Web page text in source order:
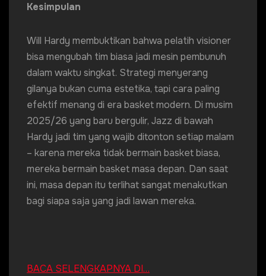
Kesimpulan
Will Hardy membuktikan bahwa pelatih visioner
bisa mengubah tim biasa jadi mesin pembunuh
dalam waktu singkat. Strategi menyerang
gilanya bukan cuma estetika, tapi cara paling
efektif menang di era basket modern. Di musim
2025/26 yang baru bergulir, Jazz di bawah
Hardy jadi tim yang wajib ditonton setiap malam
– karena mereka tidak bermain basket biasa,
mereka bermain basket masa depan. Dan saat
ini, masa depan itu terlihat sangat menakutkan
bagi siapa saja yang jadi lawan mereka.
BACA SELENGKAPNYA DI…